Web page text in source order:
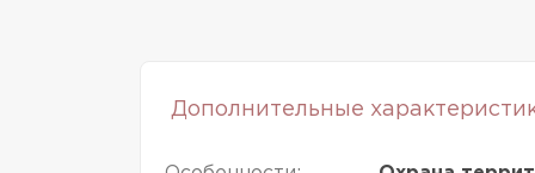
Дополнительные